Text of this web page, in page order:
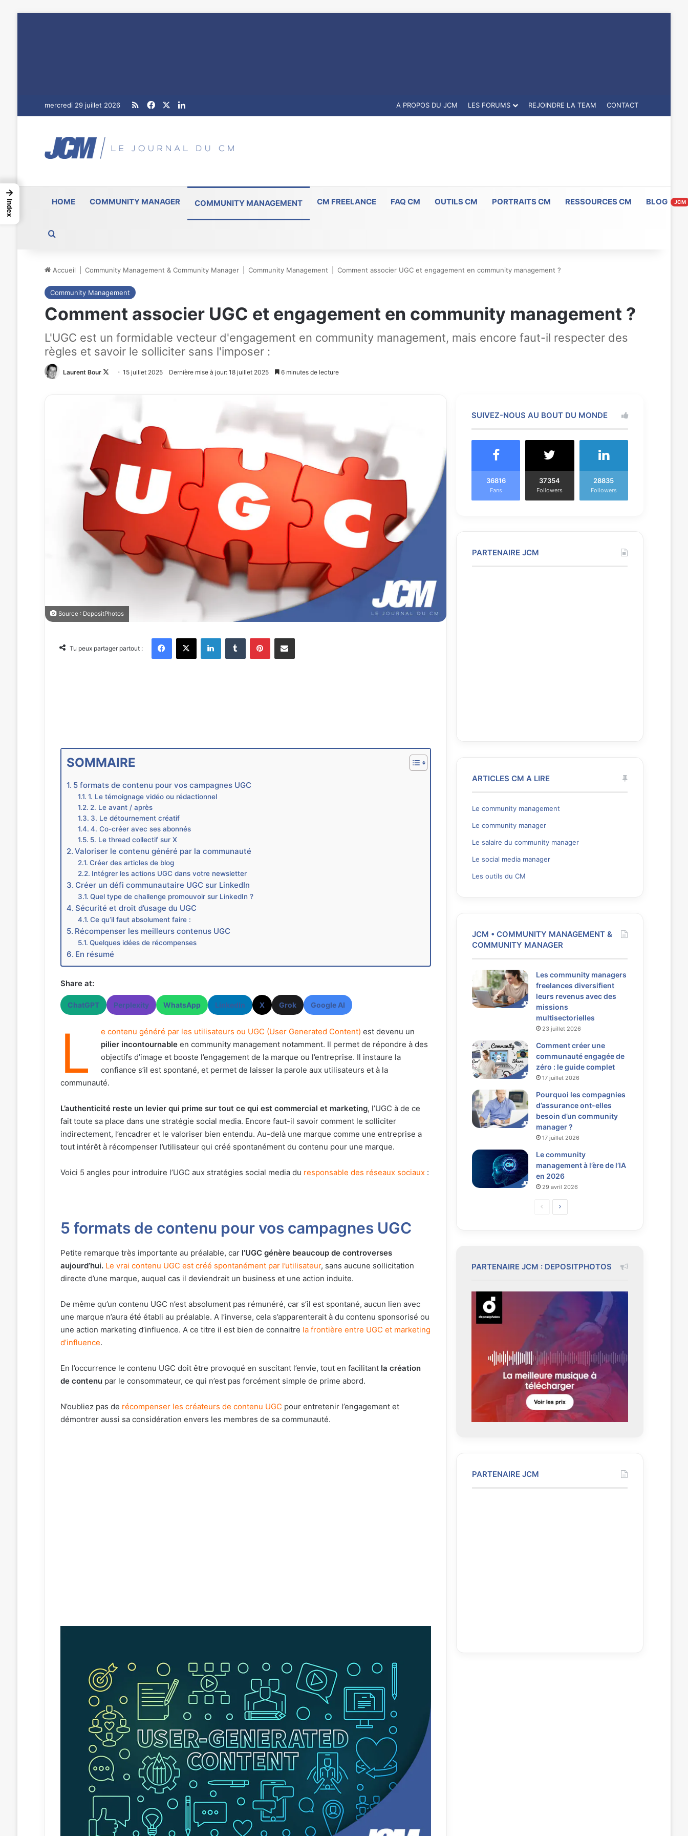
mercredi 29 juillet 2026 RSSFacebookLinkedin A PROPOS DU JCM LES FORUMS REJOINDRE LA TEAM CONTACT
HOME COMMUNITY MANAGER COMMUNITY MANAGEMENT CM FREELANCE FAQ CM OUTILS CM PORTRAITS CM RESSOURCES CM BLOG JCM
Accueil Community Management & Community Manager Community Management Comment associer UGC et engagement en community management ?
Community Management
Comment associer UGC et engagement en community management ?
L'UGC est un formidable vecteur d'engagement en community management, mais encore faut-il respecter des
règles et savoir le solliciter sans l'imposer :
Laurent Bour
Follow15 juillet 2025 Dernière mise à jour: 18 juillet 2025 6 minutes de lecture
Source : DepositPhotos
Tu peux partager partout :
Facebook X Linkedin Tumblr Pinterest Partager par email
SOMMAIRE
5 formats de contenu pour vos campagnes UGC
1. Le témoignage vidéo ou rédactionnel
2. Le avant / après
3. Le détournement créatif
4. Co-créer avec ses abonnés
5. Le thread collectif sur X
Valoriser le contenu généré par la communauté
Créer des articles de blog
Intégrer les actions UGC dans votre newsletter
Créer un défi communautaire UGC sur LinkedIn
Quel type de challenge promouvoir sur LinkedIn ?
Sécurité et droit d’usage du UGC
Ce qu’il faut absolument faire :
Récompenser les meilleurs contenus UGC
Quelques idées de récompenses
En résumé
Share at:
ChatGPT Perplexity WhatsApp LinkedIn X Grok Google AI
L e contenu généré par les utilisateurs ou UGC (User Generated Content) est devenu un
pilier incontournableen community management notamment. Il permet de répondre à des
objectifs d’image et booste l’engagement de la marque ou l’entreprise. Il instaure la
confiance s’il est spontané, et permet de laisser la parole aux utilisateurs et à la
communauté.
L’authenticité reste un levier qui prime sur tout ce qui est commercial et marketing, l’UGC à de ce
fait toute sa place dans une stratégie social media. Encore faut-il savoir comment le solliciter
indirectement, l’encadrer et le valoriser bien entendu. Au-delà une marque comme une entreprise a
tout intérêt à récompenser l’utilisateur qui créé spontanément du contenu pour une marque.
Voici 5 angles pour introduire l’UGC aux stratégies social media du responsable des réseaux sociaux :
5 formats de contenu pour vos campagnes UGC
Petite remarque très importante au préalable, carl’UGC génère beaucoup de controverses
aujourd’hui. Le vrai contenu UGC est créé spontanément par l’utilisateur, sans aucune sollicitation
directe d’une marque, auquel cas il deviendrait un business et une action induite.
De même qu’un contenu UGC n’est absolument pas rémunéré, car s’il est spontané, aucun lien avec
une marque n’aura été établi au préalable. A l’inverse, cela s’apparenterait à du contenu sponsorisé ou
une action marketing d’influence. A ce titre il est bien de connaitre la frontière entre UGC et marketing
d’influence.
En l’occurrence le contenu UGC doit être provoqué en suscitant l’envie, tout en facilitant la création
de contenupar le consommateur, ce qui n’est pas forcément simple de prime abord.
N’oubliez pas de récompenser les créateurs de contenu UGC pour entretenir l’engagement et
démontrer aussi sa considération envers les membres de sa communauté.
SUIVEZ-NOUS AU BOUT DU MONDE
36816
Fans
37354
Followers
28835
Followers
PARTENAIRE JCM
ARTICLES CM A LIRE
Le community management
Le community manager
Le salaire du community manager
Le social media manager
Les outils du CM
JCM • COMMUNITY MANAGEMENT &
COMMUNITY MANAGER
Les community managers
freelances diversifient
leurs revenus avec des
missions
multisectorielles
23 juillet 2026
Comment créer une
communauté engagée de
zéro : le guide complet
17 juillet 2026
Pourquoi les compagnies
d’assurance ont-elles
besoin d’un community
manager ?
17 juillet 2026
Le community
management à l’ère de l’IA
en 2026
29 avril 2026
p
é
c
e
n
t
e
P
s
i
a
t
e
PARTENAIRE JCM : DEPOSITPHOTOS
PARTENAIRE JCM
→
Index